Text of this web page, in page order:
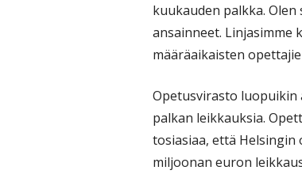
kuukauden palkka.
ansainneet. Linjasimme
määräaikaisten
Opetusvirasto luopuikin
palkan leikkauksia.
tosiasiaa, että
miljoonan euron